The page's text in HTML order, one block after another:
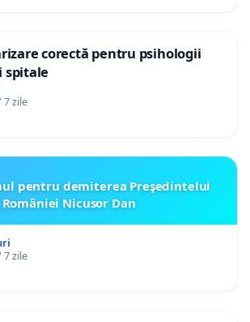
corectă pentru psihologii
spitale
7 zile
pentru demiterea Preşedintelui
României Nicusor Dan
7 zile